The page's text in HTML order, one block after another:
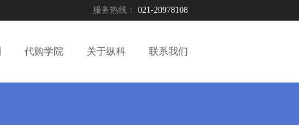
服务热线： 021-20978108
代购学院 关于纵科 联系我们